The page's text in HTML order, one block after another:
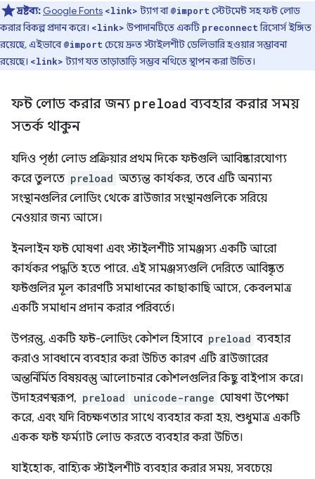
দ্রষ্টব্য: Google Fonts <link> ট্যাগ বা@import স্টেটমেন্ট সহ ফন্ট লোড
করার বিকল্প প্রদান করে। <link>উপাদানটিতে একটি preconnectরিসোর্স ইঙ্গিত
রয়েছে, এইভাবে@import চেয়ে দ্রুত স্টাইলশীট ডেলিভারি হওয়ার সম্ভাবনা
রয়েছে। <link> ট্যাগ যত তাড়াতাড়ি সম্ভব নথিতে স্থাপন করা উচিত।
ফন্ট লোড করার জন্য preload ব্যবহার করার সময়
সতর্ক থাকুন
যদিও পৃষ্ঠা লোড প্রক্রিয়ার প্রথম দিকে ফন্টগুলি আবিষ্কারযোগ্য
করে তুলতে preload অত্যন্ত কার্যকর, তবে এটি অন্যান্য
সংস্থানগুলির লোডিং থেকে ব্রাউজার সংস্থানগুলিকে সরিয়ে
নেওয়ার জন্য আসে।
ইনলাইন ফন্ট ঘোষণা এবং স্টাইলশীট সামঞ্জস্য একটি আরো
কার্যকর পদ্ধতি হতে পারে. এই সামঞ্জস্যগুলি দেরিতে আবিষ্কৃত
ফন্টগুলির মূল কারণটি সমাধানের কাছাকাছি আসে, কেবলমাত্র
একটি সমাধান প্রদান করার পরিবর্তে।
উপরন্তু, একটি ফন্ট-লোডিং কৌশল হিসাবে preload ব্যবহার
করাও সাবধানে ব্যবহার করা উচিত কারণ এটি ব্রাউজারের
অন্তর্নির্মিত বিষয়বস্তু আলোচনার কৌশলগুলির কিছু বাইপাস করে।
উদাহরণস্বরূপ, preload unicode-range ঘোষণা উপেক্ষা
করে, এবং যদি বিচক্ষণতার সাথে ব্যবহার করা হয়, শুধুমাত্র একটি
একক ফন্ট ফর্ম্যাট লোড করতে ব্যবহার করা উচিত।
যাইহোক, বাহ্যিক স্টাইলশীট ব্যবহার করার সময়, সবচেয়ে